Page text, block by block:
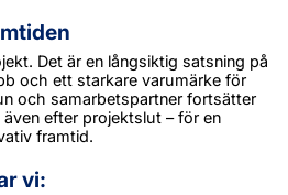
Det är en långsiktig satsning på
och ett starkare varumärke för
och samarbetspartner fortsätter
efter projektslut – för en
framtid.
vi: